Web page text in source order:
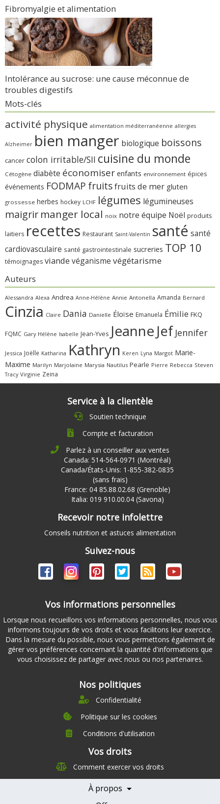
Fibromyalgie et alimentation
Intolérance au sucrose: une cause méconnue de
troubles digestifs
Mots-clés
activité physique alimentation méditerranéenne allergies
Alzheimer bien manger biologique boissons
cancer colon irritable/SII cuisine du monde
Cétogène diabète économiser enfants environnement épices
événements FODMAP fruitsfruits de mer gluten
grossesse herbes hockey LCHF légumes légumineuses
maigrir manger local noix notre équipe Noël produits
laitiers recettes Restaurant Saint-Valentin santé santé
cardiovasculaire santé gastrointestinale sucreries TOP 10
témoignages viande véganisme végétarisme
Auteurs
Alessandra Alexa Andrea Anne-Hélène Annie Antonella Amanda Bernard
Cinzia Claire Dania Danielle Éloïse Emanuela Émilie FKQ
FQMC Gary Hélène Isabelle Jean-Yves Jeanne Jef Jennifer
Jessica Joëlle Katharina Kathryn Keren Lyna Margot Marie-
Maxime Marilyn Marjolaine Marysia Nautilus Pearle Pierre Rebecca Steven
Tracy Virginie Zeina
Service à la clientèle
Soutien technique
Compte et facturation
Parlez à un conseiller aux ventes
Canada: 514-564-0971 (Montréal)
Canada/États-Unis: 1-855-382-0835
(sans frais)
France: 04 85.88.02.68 (Grenoble)
Italia: 019 910.00.04 (Savona)
Recevoir notre infolettre
Conseils nutrition et astuces alimentation
Suivez-nous
Vos informations personnelles
Lorsque nous recueillons vos informations personnelles, nous vous
informons toujours de vos droits et vous facilitons leur exercice.
Dans la mesure du possible, nous vous permettons également de
gérer vos préférences concernant la quantité d'informations que
vous choisissez de partager avec nous ou nos partenaires.
Nos politiques
Confidentialité
Politique sur les cookies
Conditions d'utilisation
Vos droits
Comment exercer vos droits
À propos
À propos
Nutrition
Témoignages
Nos partenaires